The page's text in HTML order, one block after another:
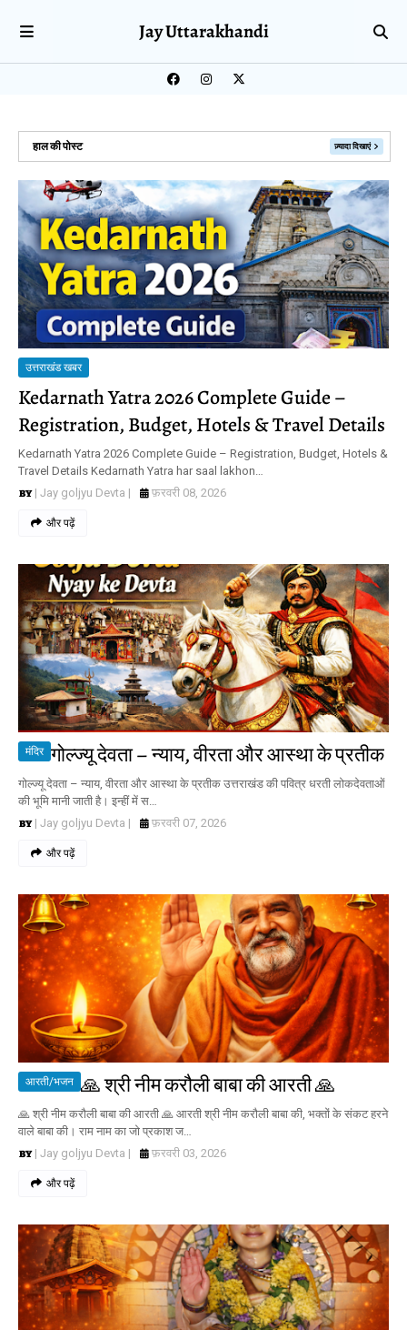
Jay Uttarakhandi
हाल की पोस्ट ज़्यादा दिखाएं
उत्तराखंड खबर
Kedarnath Yatra 2026 Complete Guide –
Registration, Budget, Hotels & Travel Details
Kedarnath Yatra 2026 Complete Guide – Registration, Budget, Hotels &
Travel Details Kedarnath Yatra har saal lakhon…
| Jay goljyu Devta |
फ़रवरी 08, 2026
और पढ़ें
मंदिर गोल्ज्यू देवता – न्याय, वीरता और आस्था के प्रतीक
गोल्ज्यू देवता – न्याय, वीरता और आस्था के प्रतीक उत्तराखंड की पवित्र धरती लोकदेवताओं
की भूमि मानी जाती है। इन्हीं में स…
| Jay goljyu Devta |
फ़रवरी 07, 2026
और पढ़ें
आरती/भजन 🙏 श्री नीम करौली बाबा की आरती 🙏
🙏 श्री नीम करौली बाबा की आरती 🙏 आरती श्री नीम करौली बाबा की, भक्तों के संकट हरने
वाले बाबा की। राम नाम का जो प्रकाश ज…
| Jay goljyu Devta |
फ़रवरी 03, 2026
और पढ़ें